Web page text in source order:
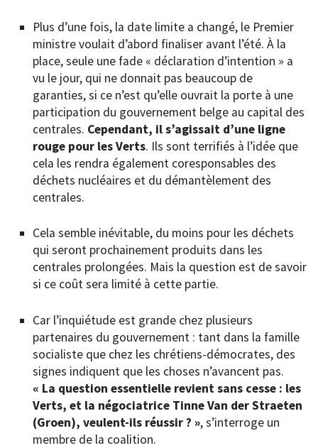
Plus d’une fois, la date limite a changé, le Premier
ministre voulait d’abord finaliser avant l’été. À la
place, seule une fade « déclaration d’intention » a
vu le jour, qui ne donnait pas beaucoup de
garanties, si ce n’est qu’elle ouvrait la porte à une
participation du gouvernement belge au capital des
centrales. Cependant, il s’agissait d’une ligne
rouge pour les Verts. Ils sont terrifiés à l’idée que
cela les rendra également coresponsables des
déchets nucléaires et du démantèlement des
centrales.
Cela semble inévitable, du moins pour les déchets
qui seront prochainement produits dans les
centrales prolongées. Mais la question est de savoir
si ce coût sera limité à cette partie.
Car l’inquiétude est grande chez plusieurs
partenaires du gouvernement : tant dans la famille
socialiste que chez les chrétiens-démocrates, des
signes indiquent que les choses n’avancent pas.
« La question essentielle revient sans cesse : les
Verts, et la négociatrice Tinne Van der Straeten
(Groen), veulent-ils réussir ? », s’interroge un
membre de la coalition.